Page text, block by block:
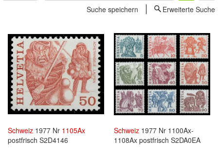
Suche speichern
Erweiterte Suche
Schweiz 1977 Nr 1105Ax
postfrisch S2D4146
Schweiz 1977 Nr 1100Ax-
1108Ax postfrisch S2DA0EA